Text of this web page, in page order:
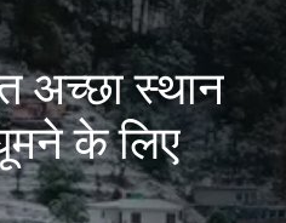
अच्छा स्थान
के लिए